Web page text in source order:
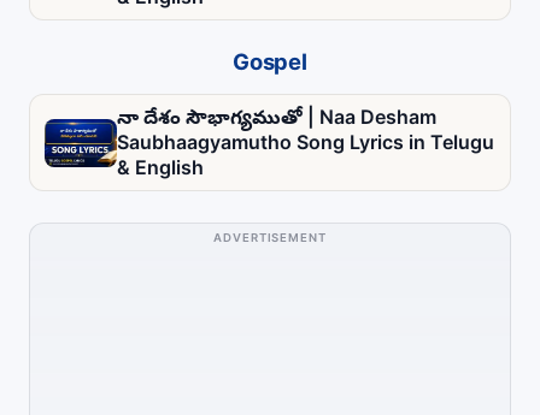
Gospel
నా దేశం సౌభాగ్యముతో | Naa Desham
Saubhaagyamutho Song Lyrics in Telugu
& English
ADVERTISEMENT